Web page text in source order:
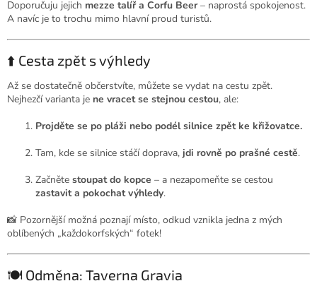
Doporučuju jejich mezze talíř a Corfu Beer– naprostá spokojenost.
A navíc je to trochu mimo hlavní proud turistů.
⬆️ Cesta zpět s výhledy
Až se dostatečně občerstvíte, můžete se vydat na cestu zpět.
Nejhezčí varianta je ne vracet se stejnou cestou, ale:
Projděte se po pláži nebo podél silnice zpět ke křižovatce.
Tam, kde se silnice stáčí doprava, jdi rovně po prašné cestě.
Začněte stoupat do kopce – a nezapomeňte se cestou
zastavit a pokochat výhledy.
📸 Pozornější možná poznají místo, odkud vznikla jedna z mých
oblíbených „každokorfských“ fotek!
🍽️ Odměna: Taverna Gravia